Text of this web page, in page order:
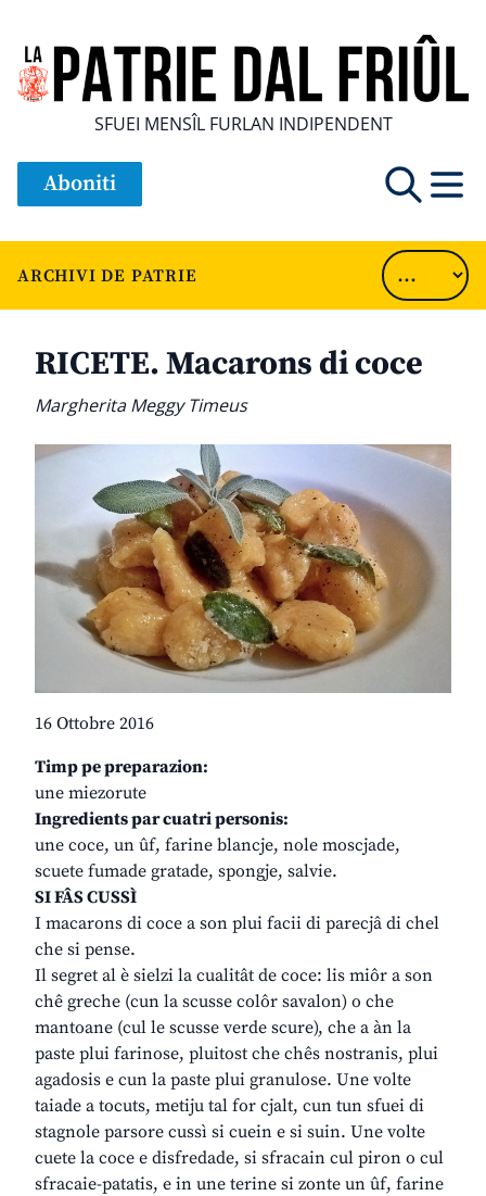
SFUEI MENSÎL FURLAN INDIPENDENT
Aboniti
ARCHIVI DE PATRIE
RICETE. Macarons di coce
Margherita Meggy Timeus
16 Ottobre 2016
Timp pe preparazion:
une miezorute
Ingredients par cuatri personis:
une coce, un ûf, farine blancje, nole moscjade,
scuete fumade gratade, spongje, salvie.
SI FÂS CUSSÌ
I macarons di coce a son plui facii di parecjâ di chel
che si pense.
Il segret al è sielzi la cualitât de coce: lis miôr a son
chê greche (cun la scusse colôr savalon) o che
mantoane (cul le scusse verde scure), che a àn la
paste plui farinose, pluitost che chês nostranis, plui
agadosis e cun la paste plui granulose. Une volte
taiade a tocuts, metiju tal for cjalt, cun tun sfuei di
stagnole parsore cussì si cuein e si suin. Une volte
cuete la coce e disfredade, si sfracain cul piron o cul
sfracaie-patatis, e in une terine si zonte un ûf, farine